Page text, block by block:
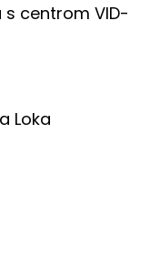
s centrom VID-
Loka